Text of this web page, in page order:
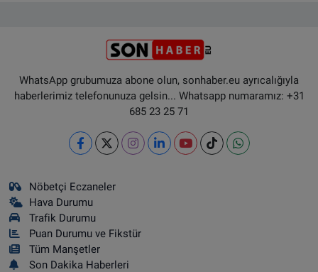
WhatsApp grubumuza abone olun, sonhaber.eu ayrıcalığıyla
haberlerimiz telefonunuza gelsin... Whatsapp numaramız: +31
685 23 25 71
Nöbetçi Eczaneler
Hava Durumu
Trafik Durumu
Puan Durumu ve Fikstür
Tüm Manşetler
Son Dakika Haberleri